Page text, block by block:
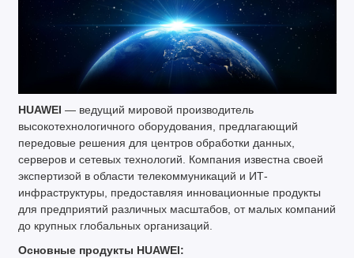
HUAWEI — ведущий мировой производитель
высокотехнологичного оборудования, предлагающий
передовые решения для центров обработки данных,
серверов и сетевых технологий. Компания известна своей
экспертизой в области телекоммуникаций и ИТ-
инфраструктуры, предоставляя инновационные продукты
для предприятий различных масштабов, от малых компаний
до крупных глобальных организаций.
Основные продукты HUAWEI: